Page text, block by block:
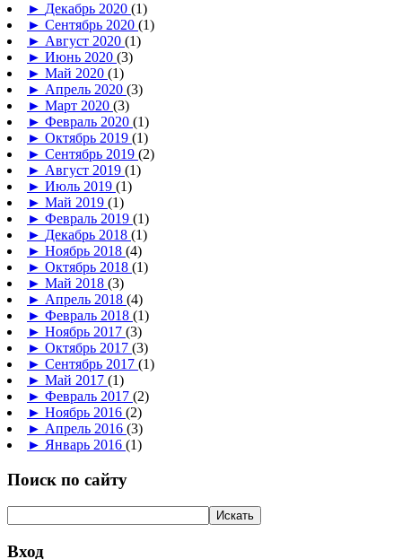
► Декабрь 2020 (1)
► Сентябрь 2020 (1)
► Август 2020 (1)
► Июнь 2020 (3)
► Май 2020 (1)
► Апрель 2020 (3)
► Март 2020 (3)
► Февраль 2020 (1)
► Октябрь 2019 (1)
► Сентябрь 2019 (2)
► Август 2019 (1)
► Июль 2019 (1)
► Май 2019 (1)
► Февраль 2019 (1)
► Декабрь 2018 (1)
► Ноябрь 2018 (4)
► Октябрь 2018 (1)
► Май 2018 (3)
► Апрель 2018 (4)
► Февраль 2018 (1)
► Ноябрь 2017 (3)
► Октябрь 2017 (3)
► Сентябрь 2017 (1)
► Май 2017 (1)
► Февраль 2017 (2)
► Ноябрь 2016 (2)
► Апрель 2016 (3)
► Январь 2016 (1)
Поиск по сайту
Вход